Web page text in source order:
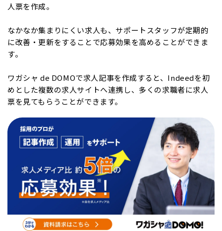
人票を作成。
なかなか集まりにくい求人も、サポートスタッフが定期的
に改善・更新をすることで応募効果を高めることができま
す。
ワガシャ de DOMOで求人記事を作成すると、Indeedを初
めとした複数の求人サイトへ連携し、多くの求職者に求人
票を見てもらうことができます。